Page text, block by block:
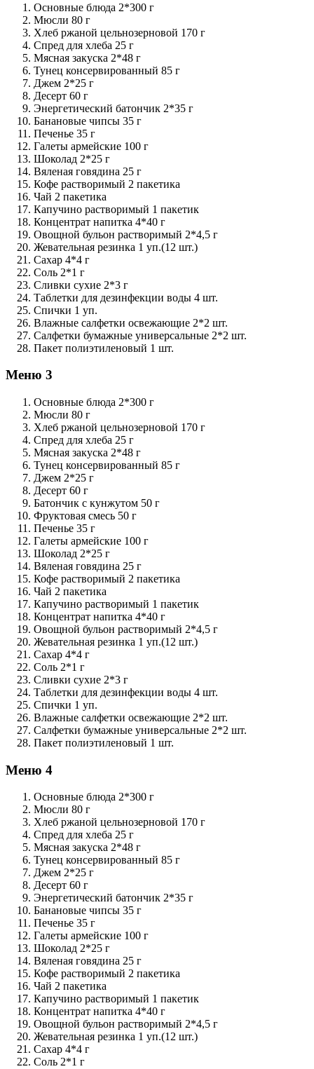
Основные блюда 2*300 г
Мюсли 80 г
Хлеб ржаной цельнозерновой 170 г
Спред для хлеба 25 г
Мясная закуска 2*48 г
Тунец консервированный 85 г
Джем 2*25 г
Десерт 60 г
Энергетический батончик 2*35 г
Банановые чипсы 35 г
Печенье 35 г
Галеты армейские 100 г
Шоколад 2*25 г
Вяленая говядина 25 г
Кофе растворимый 2 пакетика
Чай 2 пакетика
Капучино растворимый 1 пакетик
Концентрат напитка 4*40 г
Овощной бульон растворимый 2*4,5 г
Жевательная резинка 1 уп.(12 шт.)
Сахар 4*4 г
Соль 2*1 г
Сливки сухие 2*3 г
Таблетки для дезинфекции воды 4 шт.
Спички 1 уп.
Влажные салфетки освежающие 2*2 шт.
Салфетки бумажные универсальные 2*2 шт.
Пакет полиэтиленовый 1 шт.
Меню 3
Основные блюда 2*300 г
Мюсли 80 г
Хлеб ржаной цельнозерновой 170 г
Спред для хлеба 25 г
Мясная закуска 2*48 г
Тунец консервированный 85 г
Джем 2*25 г
Десерт 60 г
Батончик с кунжутом 50 г
Фруктовая смесь 50 г
Печенье 35 г
Галеты армейские 100 г
Шоколад 2*25 г
Вяленая говядина 25 г
Кофе растворимый 2 пакетика
Чай 2 пакетика
Капучино растворимый 1 пакетик
Концентрат напитка 4*40 г
Овощной бульон растворимый 2*4,5 г
Жевательная резинка 1 уп.(12 шт.)
Сахар 4*4 г
Соль 2*1 г
Сливки сухие 2*3 г
Таблетки для дезинфекции воды 4 шт.
Спички 1 уп.
Влажные салфетки освежающие 2*2 шт.
Салфетки бумажные универсальные 2*2 шт.
Пакет полиэтиленовый 1 шт.
Меню 4
Основные блюда 2*300 г
Мюсли 80 г
Хлеб ржаной цельнозерновой 170 г
Спред для хлеба 25 г
Мясная закуска 2*48 г
Тунец консервированный 85 г
Джем 2*25 г
Десерт 60 г
Энергетический батончик 2*35 г
Банановые чипсы 35 г
Печенье 35 г
Галеты армейские 100 г
Шоколад 2*25 г
Вяленая говядина 25 г
Кофе растворимый 2 пакетика
Чай 2 пакетика
Капучино растворимый 1 пакетик
Концентрат напитка 4*40 г
Овощной бульон растворимый 2*4,5 г
Жевательная резинка 1 уп.(12 шт.)
Сахар 4*4 г
Соль 2*1 г